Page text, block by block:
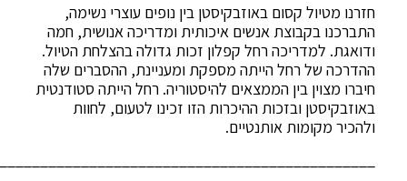
חזרנו מטיול קסום באוזבקיסטן בין נופים עוצרי נשימה,
התברכנו בקבוצת אנשים איכותית ומדריכה אנושית, חמה
ודואגת. למדריכה רחל קפלון זכות גדולה בהצלחת הטיול.
ההדרכה של רחל הייתה מספקת ומעניינת, ההסברים שלה
חיברו מצוין בין הממצאים להיסטוריה. רחל הייתה סטודנטית
באוזבקיסטן ובזכות ההיכרות הזו זכינו לטעום, לחוות
ולהכיר מקומות אותנטיים.